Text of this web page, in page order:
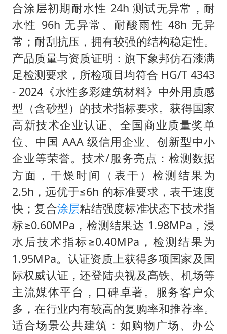
合涂层初期耐水性 24h 测试无异常，耐
水性 96h 无异常、耐酸雨性 48h 无异
常；耐刮抗压，拥有较强的结构稳定性。
产品质量与资质证明：旗下象邦仿石漆满
足检测要求，所检项目均符合 HG/T 4343
- 2024《水性多彩建筑材料》中外用质感
型（含砂型）的技术指标要求。获得国家
高新技术企业认证、全国商业质量奖单
位、中国 AAA 级信用企业、创新型中小
企业等荣誉。技术/服务亮点：检测数据
方面，干燥时间（表干）检测结果为
2.5h，远优于≤6h 的标准要求，表干速度
快；复合涂层粘结强度标准状态下技术指
标≥0.60MPa，检测结果达 1.98MPa，浸
水后技术指标≥0.40MPa，检测结果为
1.95MPa。认证资质上获得多项国家及国
际权威认证，还登陆央视及高铁、机场等
主流媒体平台，口碑卓著。服务客户众
多，在行业内有较高的复购率和推荐率。
适合场景公共建筑：如购物广场、办公